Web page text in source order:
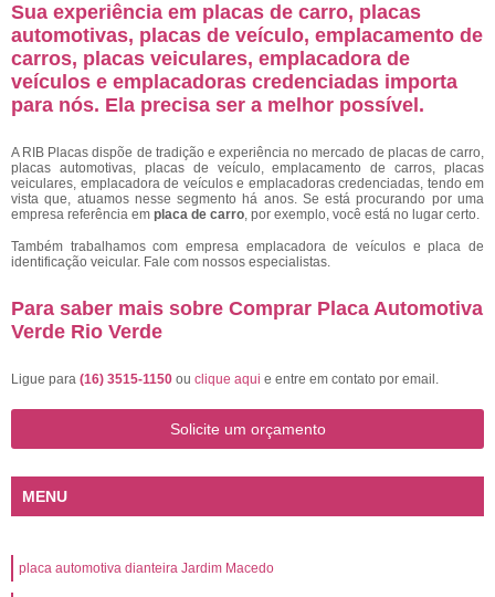
Sua experiência em placas de carro, placas
automotivas, placas de veículo, emplacamento de
carros, placas veiculares, emplacadora de
veículos e emplacadoras credenciadas importa
para nós. Ela precisa ser a melhor possível.
A RIB Placas dispõe de tradição e experiência no mercado de placas de carro,
placas automotivas, placas de veículo, emplacamento de carros, placas
veiculares, emplacadora de veículos e emplacadoras credenciadas, tendo em
vista que, atuamos nesse segmento há anos. Se está procurando por uma
empresa referência em placa de carro, por exemplo, você está no lugar certo.
Também trabalhamos com empresa emplacadora de veículos e placa de
identificação veicular. Fale com nossos especialistas.
Para saber mais sobre Comprar Placa Automotiva
Verde Rio Verde
Ligue para (16) 3515-1150 ou clique aqui e entre em contato por email.
Solicite um orçamento
MENU
placa automotiva dianteira Jardim Macedo